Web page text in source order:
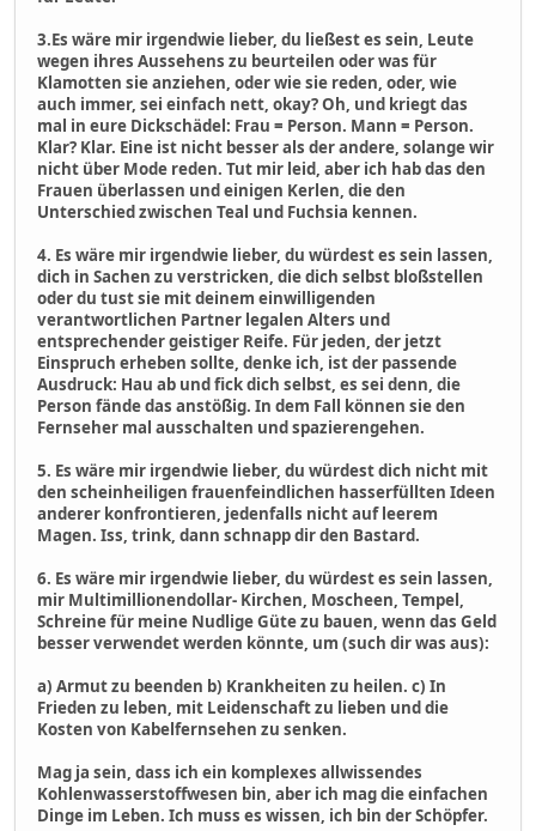
3.Es wäre mir irgendwie lieber, du ließest es sein, Leute
wegen ihres Aussehens zu beurteilen oder was für
Klamotten sie anziehen, oder wie sie reden, oder, wie
auch immer, sei einfach nett, okay? Oh, und kriegt das
mal in eure Dickschädel: Frau = Person. Mann = Person.
Klar? Klar. Eine ist nicht besser als der andere, solange wir
nicht über Mode reden. Tut mir leid, aber ich hab das den
Frauen überlassen und einigen Kerlen, die den
Unterschied zwischen Teal und Fuchsia kennen.
4. Es wäre mir irgendwie lieber, du würdest es sein lassen,
dich in Sachen zu verstricken, die dich selbst bloßstellen
oder du tust sie mit deinem einwilligenden
verantwortlichen Partner legalen Alters und
entsprechender geistiger Reife. Für jeden, der jetzt
Einspruch erheben sollte, denke ich, ist der passende
Ausdruck: Hau ab und fick dich selbst, es sei denn, die
Person fände das anstößig. In dem Fall können sie den
Fernseher mal ausschalten und spazierengehen.
5. Es wäre mir irgendwie lieber, du würdest dich nicht mit
den scheinheiligen frauenfeindlichen hasserfüllten Ideen
anderer konfrontieren, jedenfalls nicht auf leerem
Magen. Iss, trink, dann schnapp dir den Bastard.
6. Es wäre mir irgendwie lieber, du würdest es sein lassen,
mir Multimillionendollar- Kirchen, Moscheen, Tempel,
Schreine für meine Nudlige Güte zu bauen, wenn das Geld
besser verwendet werden könnte, um (such dir was aus):
a) Armut zu beenden b) Krankheiten zu heilen. c) In
Frieden zu leben, mit Leidenschaft zu lieben und die
Kosten von Kabelfernsehen zu senken.
Mag ja sein, dass ich ein komplexes allwissendes
Kohlenwasserstoffwesen bin, aber ich mag die einfachen
Dinge im Leben. Ich muss es wissen, ich bin der Schöpfer.